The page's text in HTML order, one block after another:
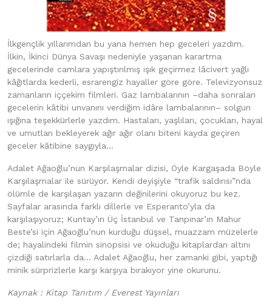
İlkgençlik yıllarımdan bu yana hemen hep geceleri yazdım.
İlkin, İkinci Dünya Savaşı nedeniyle yaşanan karartma
gecelerinde camlara yapıştırılmış ışık geçirmez lâcivert yağlı
kâğıtlarda kederli, esrarengiz hayaller göre göre. Televizyonsuz
zamanların iççekim filmleri. Gaz lambalarının –daha sonraları
gecelerin kâtibi unvanını verdiğim idâre lambalarının– solgun
ışığına teşekkürlerle yazdım. Hastaları, yaşlıları, çocukları, hayal
ve umutları bekleyerek ağır ağır olanı biteni kayda geçiren
geceler kâtibine saygıyla...
Adalet Ağaoğlu’nun Karşılaşmalar dizisi, Öyle Kargaşada Böyle
Karşılaşmalar ile sürüyor. Kendi deyişiyle “trafik saldırısı”nda
ölümle de karşılaşan yazarın değinilerini okuyoruz bu kez.
Sayfalar arasında farklı dillerle ve Esperanto’yla da
karşılaşıyoruz; Kuntay’ın Üç İstanbul ve Tanpınar’ın Mahur
Beste’si için Ağaoğlu’nun kurduğu düşsel, muazzam müzelerle
de; hayalindeki filmin sinopsisi ve okuduğu kitaplardan altını
çizdiği satırlarla da… Adalet Ağaoğlu, her zamanki gibi, yaptığı
minik sürprizlerle karşı karşıya bırakıyor yine okurunu.
Kaynak : Kitap Tanıtım / Everest Yayınları